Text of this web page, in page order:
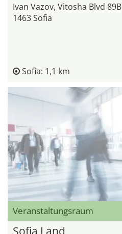
Ivan Vazov, Vitosha Blvd 89B
1463 Sofia
Sofia: 1,1 km
Veranstaltungsraum
Sofia Land